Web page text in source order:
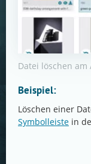
Datei löschen am
Beispiel:
Löschen einer
Symbolleiste in